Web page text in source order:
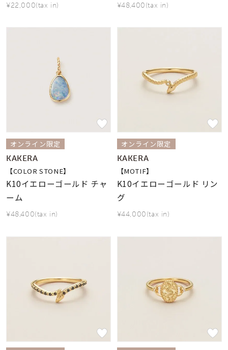
¥22,000(tax in) ¥48,400(tax in)
オンライン限定
KAKERA
【COLOR STONE】
K10イエローゴールド チャ
ーム
¥48,400(tax in)
オンライン限定
KAKERA
【MOTIF】
K10イエローゴールド リン
グ
¥44,000(tax in)